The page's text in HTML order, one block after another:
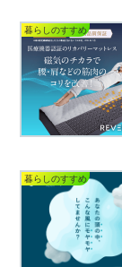
暮らしのすすめ
暮らしのすすめ